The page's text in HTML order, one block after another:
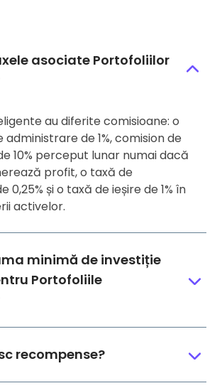
asociate Portofoliilor
au diferite comisioane: o
de 1%, comision de
10% perceput lunar numai dacă
profit, o taxă de
0,25% și o taxă de ieșire de 1% în
activelor.
minimă de investiție
Portofoliile
recompense?